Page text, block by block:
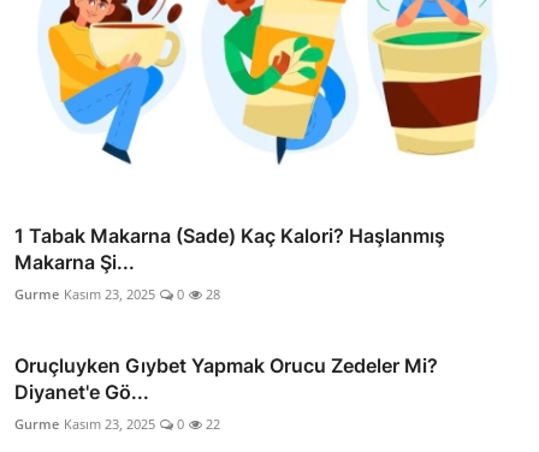
1 Tabak Makarna (Sade) Kaç Kalori? Haşlanmış
Makarna Şi...
Gurme Kasım 23, 2025 0 28
Oruçluyken Gıybet Yapmak Orucu Zedeler Mi?
Diyanet'e Gö...
Gurme Kasım 23, 2025 0 22